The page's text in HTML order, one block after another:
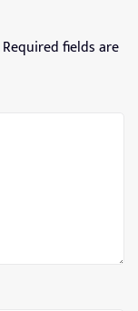
Required fields are